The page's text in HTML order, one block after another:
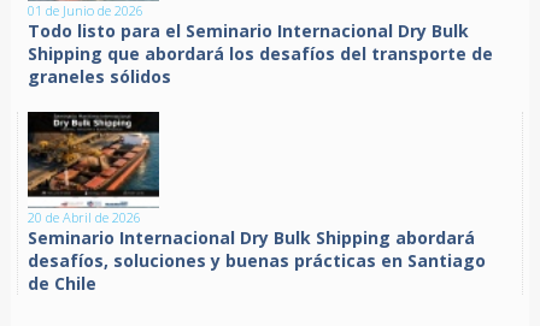
01 de Junio de 2026
Todo listo para el Seminario Internacional Dry Bulk
Shipping que abordará los desafíos del transporte de
graneles sólidos
20 de Abril de 2026
Seminario Internacional Dry Bulk Shipping abordará
desafíos, soluciones y buenas prácticas en Santiago
de Chile